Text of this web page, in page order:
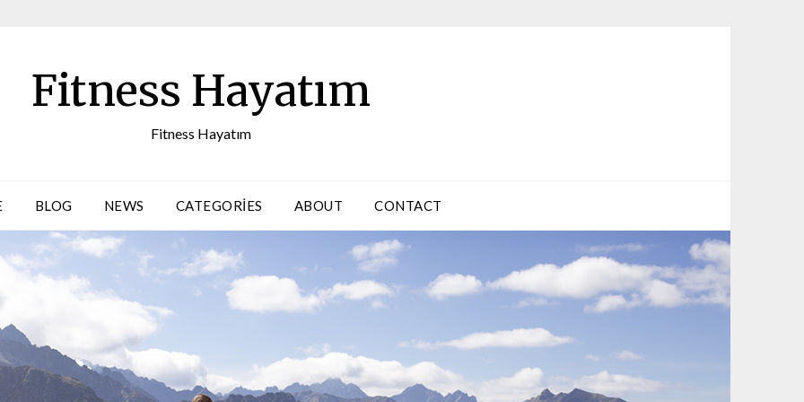
Fitness Hayatım
Fitness Hayatım
BLOG NEWS CATEGORIES ABOUT CONTACT